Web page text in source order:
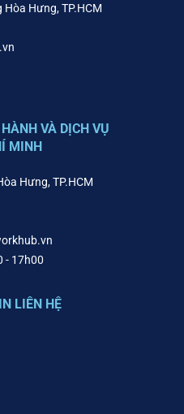
Hưng, TP.HCM
VÀ DỊCH VỤ
MINH
Hưng, TP.HCM
- 17h00
LIÊN HỆ